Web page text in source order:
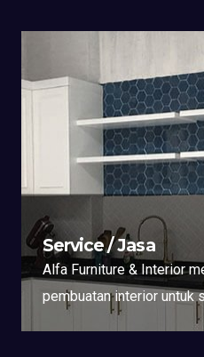
Service / Jasa
Alfa Furniture & Interior
pembuatan interior untuk